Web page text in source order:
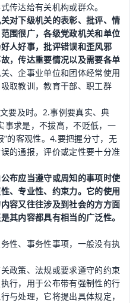
传达给有关机构或群众。
下级机关的表彰、批评、情
围很广，各级党政机关和单位
人好事，批评错误和歪风邪
，传达重要情况以及需要各单
、企事业单位和团体经常使用
取教训，教育干部、职工群
及时。2.事例要真实、典
事求是，不拔高，不贬低，一
的客观性。4.要把握分寸，无
的通报，评价或定性要十分准
应当遵守或周知的事项时使
、专业性、约束力。它的使用
容又往往涉及到社会的方方面
其内容都具有相当的广泛性。
、事务性事项，一般没有执
策、法规或要求遵守的约束
行，用于公布带有强制性的行
与处理，它将提出具体规定，